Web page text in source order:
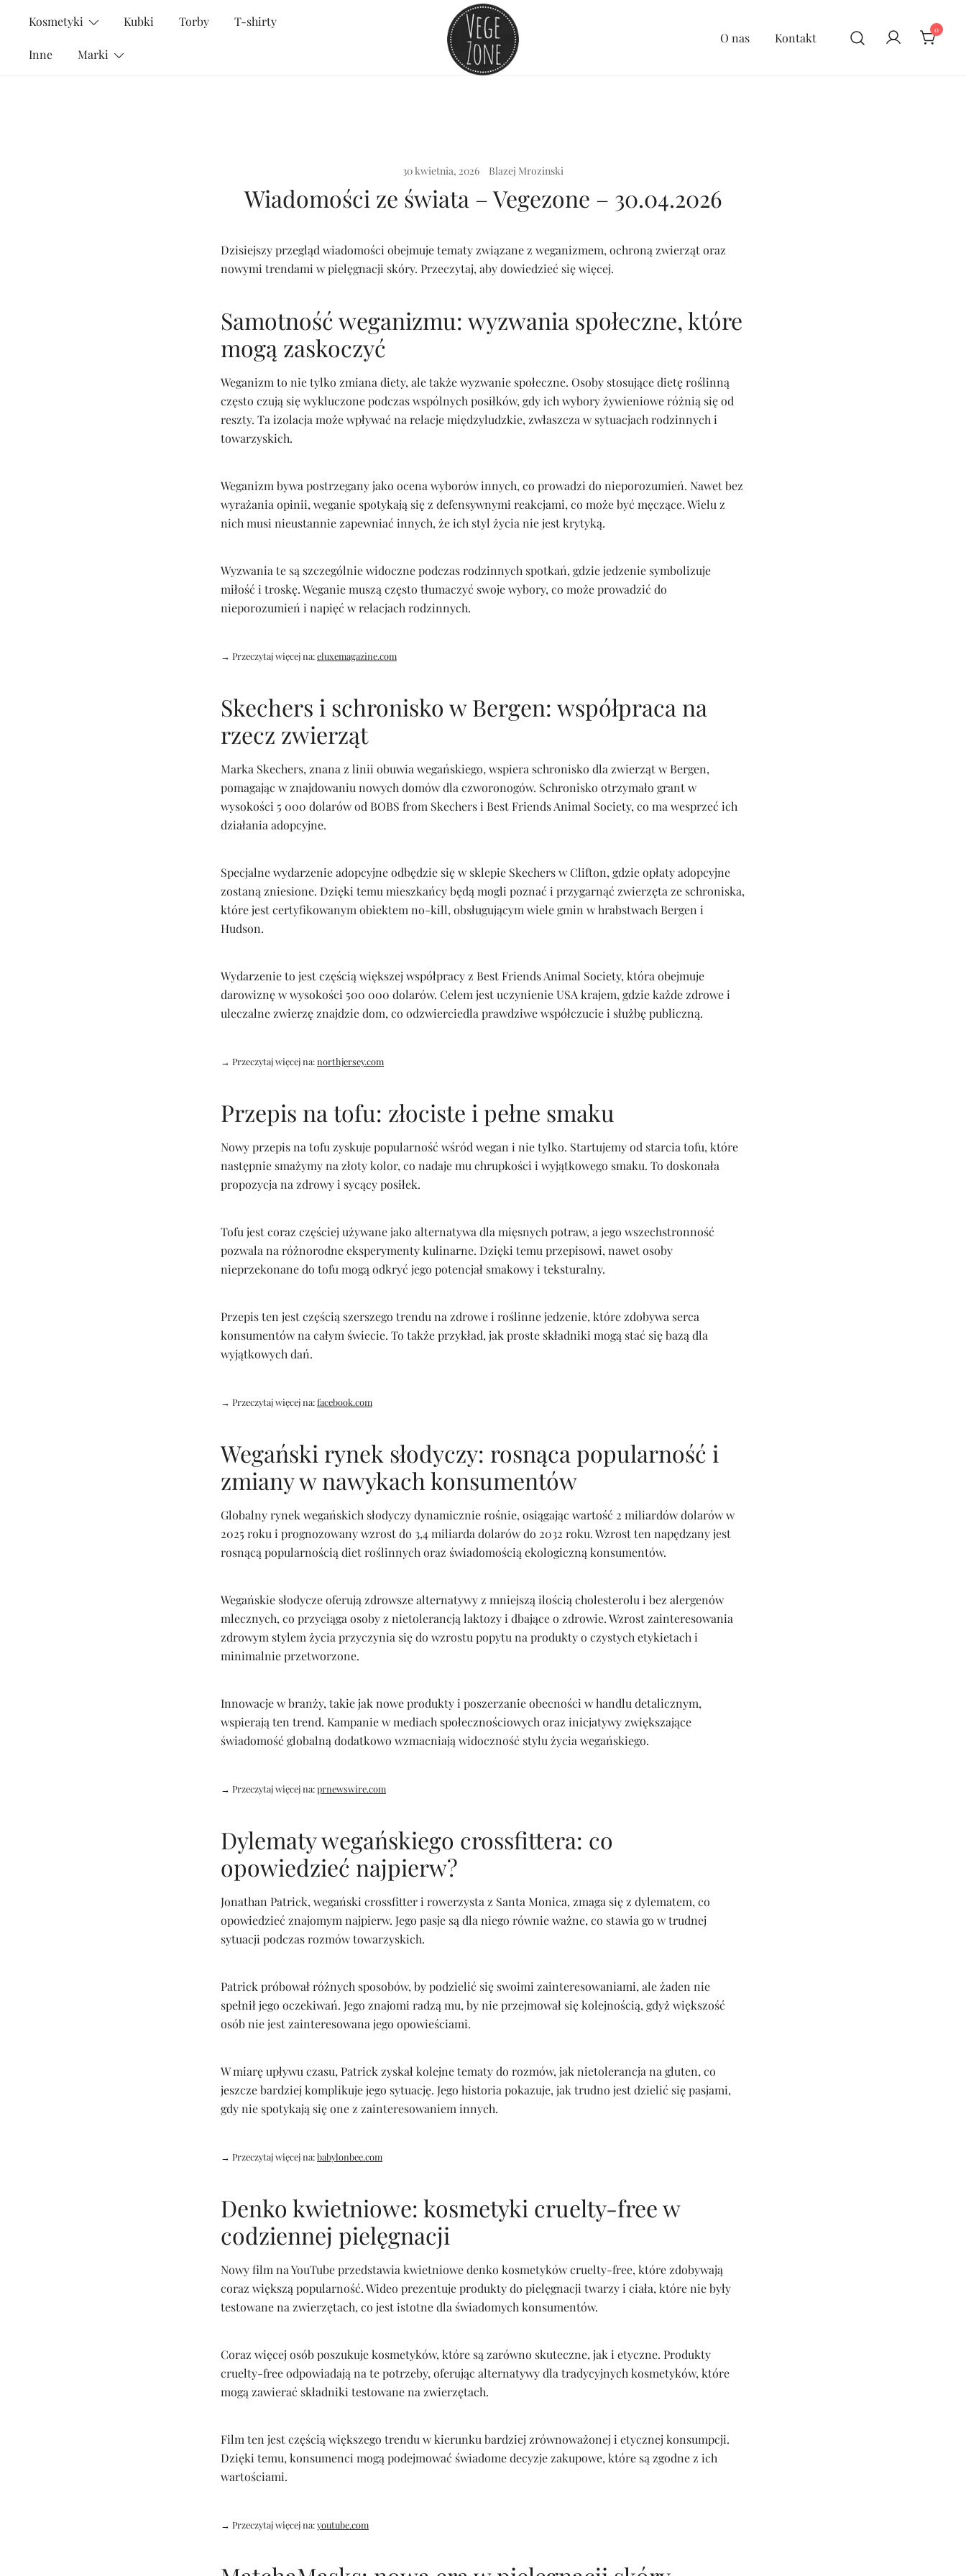
Kosmetyki Kubki Torby T-shirty
Inne Marki
O nas Kontakt
0
30 kwietnia, 2026 Blazej Mrozinski
Wiadomości ze świata – Vegezone – 30.04.2026
Dzisiejszy przegląd wiadomości obejmuje tematy związane z weganizmem, ochroną zwierząt oraz
nowymi trendami w pielęgnacji skóry. Przeczytaj, aby dowiedzieć się więcej.
Samotność weganizmu: wyzwania społeczne, które
mogą zaskoczyć
Weganizm to nie tylko zmiana diety, ale także wyzwanie społeczne. Osoby stosujące dietę roślinną
często czują się wykluczone podczas wspólnych posiłków, gdy ich wybory żywieniowe różnią się od
reszty. Ta izolacja może wpływać na relacje międzyludzkie, zwłaszcza w sytuacjach rodzinnych i
towarzyskich.
Weganizm bywa postrzegany jako ocena wyborów innych, co prowadzi do nieporozumień. Nawet bez
wyrażania opinii, weganie spotykają się z defensywnymi reakcjami, co może być męczące. Wielu z
nich musi nieustannie zapewniać innych, że ich styl życia nie jest krytyką.
Wyzwania te są szczególnie widoczne podczas rodzinnych spotkań, gdzie jedzenie symbolizuje
miłość i troskę. Weganie muszą często tłumaczyć swoje wybory, co może prowadzić do
nieporozumień i napięć w relacjach rodzinnych.
→ Przeczytaj więcej na:eluxemagazine.com
Skechers i schronisko w Bergen: współpraca na
rzecz zwierząt
Marka Skechers, znana z linii obuwia wegańskiego, wspiera schronisko dla zwierząt w Bergen,
pomagając w znajdowaniu nowych domów dla czworonogów. Schronisko otrzymało grant w
wysokości 5 000 dolarów od BOBS from Skechers i Best Friends Animal Society, co ma wesprzeć ich
działania adopcyjne.
Specjalne wydarzenie adopcyjne odbędzie się w sklepie Skechers w Clifton, gdzie opłaty adopcyjne
zostaną zniesione. Dzięki temu mieszkańcy będą mogli poznać i przygarnąć zwierzęta ze schroniska,
które jest certyfikowanym obiektem no-kill, obsługującym wiele gmin w hrabstwach Bergen i
Hudson.
Wydarzenie to jest częścią większej współpracy z Best Friends Animal Society, która obejmuje
darowiznę w wysokości 500 000 dolarów. Celem jest uczynienie USA krajem, gdzie każde zdrowe i
uleczalne zwierzę znajdzie dom, co odzwierciedla prawdziwe współczucie i służbę publiczną.
→ Przeczytaj więcej na:northjersey.com
Przepis na tofu: złociste i pełne smaku
Nowy przepis na tofu zyskuje popularność wśród wegan i nie tylko. Startujemy od starcia tofu, które
następnie smażymy na złoty kolor, co nadaje mu chrupkości i wyjątkowego smaku. To doskonała
propozycja na zdrowy i sycący posiłek.
Tofu jest coraz częściej używane jako alternatywa dla mięsnych potraw, a jego wszechstronność
pozwala na różnorodne eksperymenty kulinarne. Dzięki temu przepisowi, nawet osoby
nieprzekonane do tofu mogą odkryć jego potencjał smakowy i teksturalny.
Przepis ten jest częścią szerszego trendu na zdrowe i roślinne jedzenie, które zdobywa serca
konsumentów na całym świecie. To także przykład, jak proste składniki mogą stać się bazą dla
wyjątkowych dań.
→ Przeczytaj więcej na:facebook.com
Wegański rynek słodyczy: rosnąca popularność i
zmiany w nawykach konsumentów
Globalny rynek wegańskich słodyczy dynamicznie rośnie, osiągając wartość 2 miliardów dolarów w
2025 roku i prognozowany wzrost do 3,4 miliarda dolarów do 2032 roku. Wzrost ten napędzany jest
rosnącą popularnością diet roślinnych oraz świadomością ekologiczną konsumentów.
Wegańskie słodycze oferują zdrowsze alternatywy z mniejszą ilością cholesterolu i bez alergenów
mlecznych, co przyciąga osoby z nietolerancją laktozy i dbające o zdrowie. Wzrost zainteresowania
zdrowym stylem życia przyczynia się do wzrostu popytu na produkty o czystych etykietach i
minimalnie przetworzone.
Innowacje w branży, takie jak nowe produkty i poszerzanie obecności w handlu detalicznym,
wspierają ten trend. Kampanie w mediach społecznościowych oraz inicjatywy zwiększające
świadomość globalną dodatkowo wzmacniają widoczność stylu życia wegańskiego.
→ Przeczytaj więcej na:prnewswire.com
Dylematy wegańskiego crossfittera: co
opowiedzieć najpierw?
Jonathan Patrick, wegański crossfitter i rowerzysta z Santa Monica, zmaga się z dylematem, co
opowiedzieć znajomym najpierw. Jego pasje są dla niego równie ważne, co stawia go w trudnej
sytuacji podczas rozmów towarzyskich.
Patrick próbował różnych sposobów, by podzielić się swoimi zainteresowaniami, ale żaden nie
spełnił jego oczekiwań. Jego znajomi radzą mu, by nie przejmował się kolejnością, gdyż większość
osób nie jest zainteresowana jego opowieściami.
W miarę upływu czasu, Patrick zyskał kolejne tematy do rozmów, jak nietolerancja na gluten, co
jeszcze bardziej komplikuje jego sytuację. Jego historia pokazuje, jak trudno jest dzielić się pasjami,
gdy nie spotykają się one z zainteresowaniem innych.
→ Przeczytaj więcej na:babylonbee.com
Denko kwietniowe: kosmetyki cruelty-free w
codziennej pielęgnacji
Nowy film na YouTube przedstawia kwietniowe denko kosmetyków cruelty-free, które zdobywają
coraz większą popularność. Wideo prezentuje produkty do pielęgnacji twarzy i ciała, które nie były
testowane na zwierzętach, co jest istotne dla świadomych konsumentów.
Coraz więcej osób poszukuje kosmetyków, które są zarówno skuteczne, jak i etyczne. Produkty
cruelty-free odpowiadają na te potrzeby, oferując alternatywy dla tradycyjnych kosmetyków, które
mogą zawierać składniki testowane na zwierzętach.
Film ten jest częścią większego trendu w kierunku bardziej zrównoważonej i etycznej konsumpcji.
Dzięki temu, konsumenci mogą podejmować świadome decyzje zakupowe, które są zgodne z ich
wartościami.
→ Przeczytaj więcej na:youtube.com